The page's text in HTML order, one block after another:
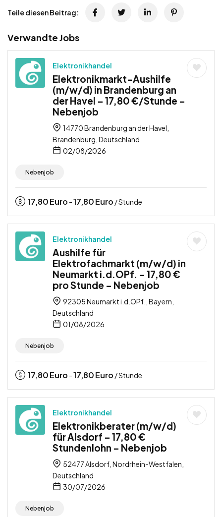
Teile diesen Beitrag:
Verwandte Jobs
Elektronikhandel
Elektronikmarkt-Aushilfe
(m/w/d) in Brandenburg an
der Havel – 17,80 €/Stunde –
Nebenjob
14770 Brandenburg an der Havel,
Brandenburg, Deutschland
02/08/2026
Nebenjob
17,80Euro -17,80Euro / Stunde
Elektronikhandel
Aushilfe für
Elektrofachmarkt (m/w/d) in
Neumarkt i.d.OPf. – 17,80 €
pro Stunde – Nebenjob
92305 Neumarkt i.d.OPf., Bayern,
Deutschland
01/08/2026
Nebenjob
17,80Euro -17,80Euro / Stunde
Elektronikhandel
Elektronikberater (m/w/d)
für Alsdorf – 17,80 €
Stundenlohn – Nebenjob
52477 Alsdorf, Nordrhein-Westfalen,
Deutschland
30/07/2026
Nebenjob